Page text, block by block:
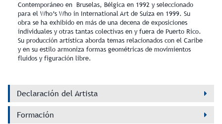
Contemporáneo en Bruselas, Bélgica en 1992 y seleccionado
para el Who’s Who in International Art de Suiza en 1999. Su
obra se ha exhibido en más de una decena de exposiciones
individuales y otras tantas colectivas en y fuera de Puerto Rico.
Su producción artística aborda temas relacionados con el Caribe
y en su estilo armoniza formas geométricas de movimientos
fluidos y figuración libre.
Declaración del Artista
Formación